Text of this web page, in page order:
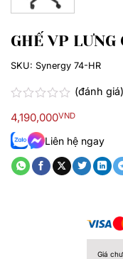
GHẾ VP LƯNG
xếp
hạng
0.0
sao
(đánh giá)
4,190,000VND
Liên hệ ngay
Giá
SKU: Synergy 74-HR